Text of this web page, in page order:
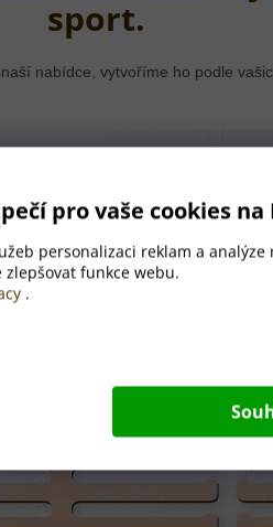
pro vaše cookies na
personalizaci reklam a analýze
funkce webu.
.
sport.
nabídce, vytvoříme ho podle